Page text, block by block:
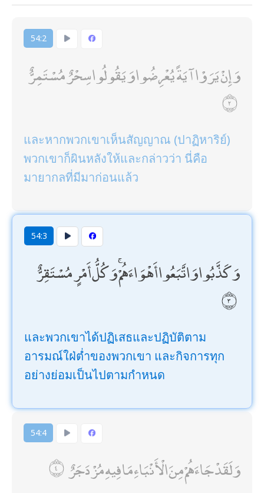
54:2
وَإِنْ يَرَوْا آيَةً يُعْرِضُوا وَيَقُولُوا سِحْرٌ مُسْتَمِرٌّ
และหากพวกเขาเห็นสัญญาณ (ปาฏิหาริย์)
พวกเขาก็ผินหลังให้และกล่าวว่า นี่คือ
มายากลที่มีมาก่อนแล้ว
54:3
وَكَذَّبُوا وَاتَّبَعُوا أَهْوَاءَهُمْ ۚ وَكُلُّ أَمْرٍ مُسْتَقِرٌّ
และพวกเขาได้ปฏิเสธและปฏิบัติตาม
อารมณ์ใฝ่ต่ำของพวกเขา และกิจการทุก
อย่างย่อมเป็นไปตามกำหนด
54:4
وَلَقَدْ جَاءَهُمْ مِنَ الْأَنْبَاءِ مَا فِيهِ مُزْدَجَرٌ